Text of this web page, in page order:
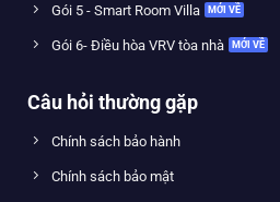
Gói 5 - Smart Room Villa
Gói 6- Điều hòa VRV tòa nhà
Câu hỏi thường gặp
Chính sách bảo hành
Chính sách bảo mật